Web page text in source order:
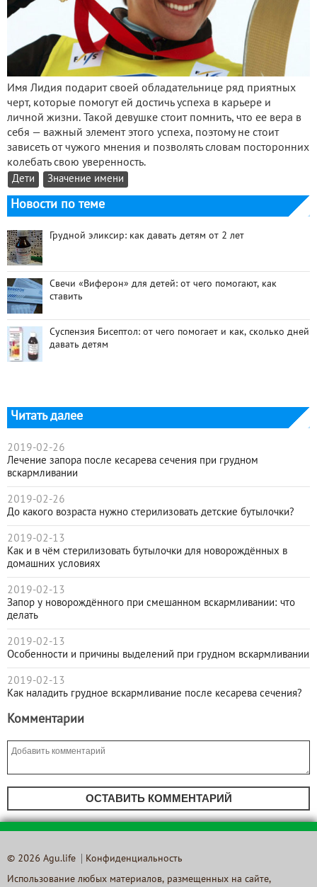
Имя Лидия подарит своей обладательнице ряд приятных
черт, которые помогут ей достичь успеха в карьере и
личной жизни. Такой девушке стоит помнить, что ее вера в
себя — важный элемент этого успеха, поэтому не стоит
зависеть от чужого мнения и позволять словам посторонних
колебать свою уверенность.
Дети Значение имени
Новости по теме
Грудной эликсир: как давать детям от 2 лет
Свечи «Виферон» для детей: от чего помогают, как
ставить
Суспензия Бисептол: от чего помогает и как, сколько дней
давать детям
Читать далее
2019-02-26
Лечение запора после кесарева сечения при грудном
вскармливании
2019-02-26
До какого возраста нужно стерилизовать детские бутылочки?
2019-02-13
Как и в чём стерилизовать бутылочки для новорождённых в
домашних условиях
2019-02-13
Запор у новорождённого при смешанном вскармливании: что
делать
2019-02-13
Особенности и причины выделений при грудном вскармливании
2019-02-13
Как наладить грудное вскармливание после кесарева сечения?
Комментарии
ОСТАВИТЬ КОММЕНТАРИЙ
© 2026 Agu.life Конфиденциальность
Использование любых материалов, размещенных на сайте,